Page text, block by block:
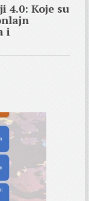
4.0: Koje su
i